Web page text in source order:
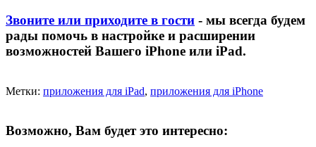
Звоните или приходите в гости - мы всегда будем
рады помочь в настройке и расширении
возможностей Вашего iPhone или iPad.
Метки: приложения для iPad, приложения для iPhone
Возможно, Вам будет это интересно: